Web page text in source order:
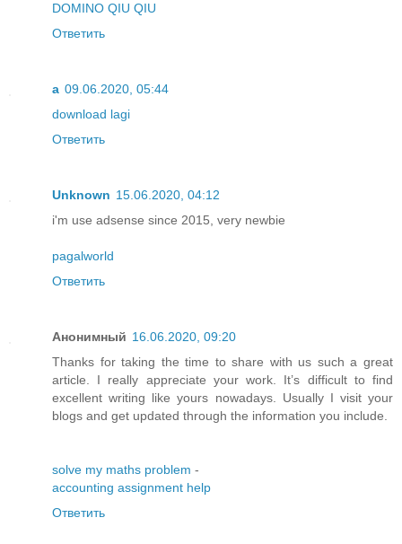
DOMINO QIU QIU
Ответить
a 09.06.2020, 05:44
download lagi
Ответить
Unknown 15.06.2020, 04:12
i'm use adsense since 2015, very newbie
pagalworld
Ответить
Анонимный 16.06.2020, 09:20
Thanks for taking the time to share with us such a great
article. I really appreciate your work. It’s difficult to find
excellent writing like yours nowadays. Usually I visit your
blogs and get updated through the information you include.
solve my maths problem -
accounting assignment help
Ответить